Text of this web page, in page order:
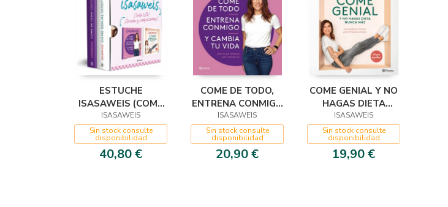
ESTUCHE
ISASAWEIS (COME
GENIAL + COME DE
TODO)
ISASAWEIS
Sin stock consulte
disponibilidad
40,80 €
COME DE TODO,
ENTRENA CONMIGO
Y CAMBIA TU VIDA
ISASAWEIS
Sin stock consulte
disponibilidad
20,90 €
COME GENIAL Y NO
HAGAS DIETA
NUNCA MÁS
ISASAWEIS
Sin stock consulte
disponibilidad
19,90 €